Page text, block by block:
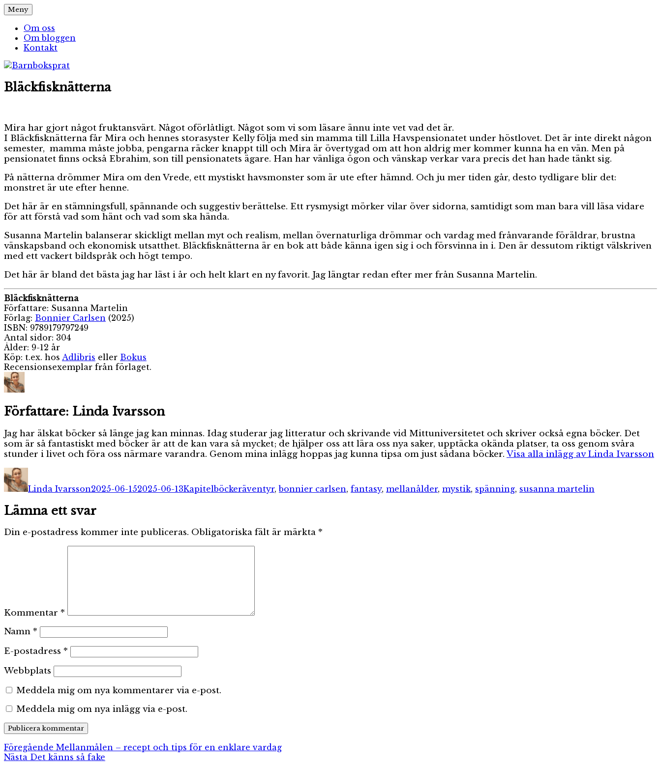
Hoppa
till
innehåll
Barnboksprat
– en blogg om barnböcker
Meny
Om oss
Om bloggen
Kontakt
Bläckfisknätterna
Mira har gjort något fruktansvärt. Något oförlåtligt. Något som vi som läsare ännu inte vet vad det är.
I Bläckfisknätterna får Mira och hennes storasyster Kelly följa med sin mamma till Lilla Havspensionatet under höstlovet. Det är inte direkt någon
semester, mamma måste jobba, pengarna räcker knappt till och Mira är övertygad om att hon aldrig mer kommer kunna ha en vän. Men på
pensionatet finns också Ebrahim, son till pensionatets ägare. Han har vänliga ögon och vänskap verkar vara precis det han hade tänkt sig.
På nätterna drömmer Mira om den Vrede, ett mystiskt havsmonster som är ute efter hämnd. Och ju mer tiden går, desto tydligare blir det:
monstret är ute efter henne.
Det här är en stämningsfull, spännande och suggestiv berättelse. Ett rysmysigt mörker vilar över sidorna, samtidigt som man bara vill läsa vidare
för att förstå vad som hänt och vad som ska hända.
Susanna Martelin balanserar skickligt mellan myt och realism, mellan övernaturliga drömmar och vardag med frånvarande föräldrar, brustna
vänskapsband och ekonomisk utsatthet. Bläckfisknätterna är en bok att både känna igen sig i och försvinna in i. Den är dessutom riktigt välskriven
med ett vackert bildspråk och högt tempo.
Det här är bland det bästa jag har läst i år och helt klart en ny favorit. Jag längtar redan efter mer från Susanna Martelin.
Bläckfisknätterna
Författare: Susanna Martelin
Förlag: Bonnier Carlsen (2025)
ISBN: 9789179797249
Antal sidor: 304
Ålder: 9-12 år
Köp: t.ex. hos Adlibris eller Bokus
Recensionsexemplar från förlaget.
Författare: Linda Ivarsson
Jag har älskat böcker så länge jag kan minnas. Idag studerar jag litteratur och skrivande vid Mittuniversitetet och skriver också egna böcker. Det
som är så fantastiskt med böcker är att de kan vara så mycket; de hjälper oss att lära oss nya saker, upptäcka okända platser, ta oss genom svåra
stunder i livet och föra oss närmare varandra. Genom mina inlägg hoppas jag kunna tipsa om just sådana böcker. Visa alla inlägg av Linda Ivarsson
Linda Ivarsson2025-06-152025-06-13Kapitelböckeräventyr,bonnier carlsen, fantasy, mellanålder, mystik, spänning, susanna martelin
Lämna ett svar
Din e-postadress kommer inte publiceras. Obligatoriska fält är märkta *
Kommentar *
Namn *
E-postadress *
Webbplats
Meddela mig om nya kommentarer via e-post.
Meddela mig om nya inlägg via e-post.
Inläggsnavigering
Föregående Föregående
inlägg:
Mellanmålen – recept och tips för en enklare vardag
Nästa Nästa
Det känns så fake